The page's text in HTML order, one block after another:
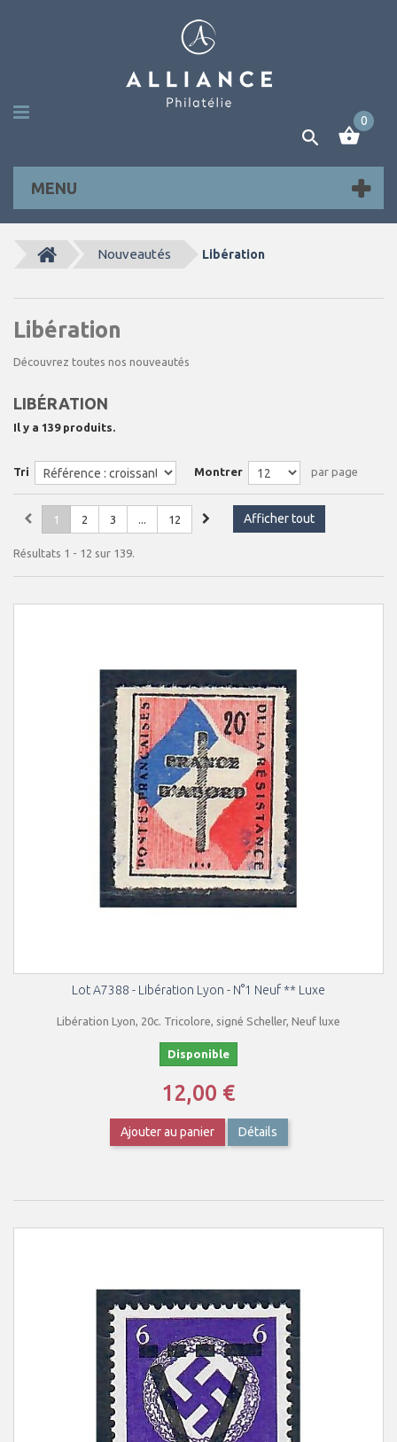
0
MENU
Nouveautés Libération
Libération
Découvrez toutes nos nouveautés
LIBÉRATION
Il y a 139 produits.
Tri Montrer par page
Afficher tout
1 2 3 ... 12
Résultats 1 - 12 sur 139.
Lot A7388 - Libération Lyon - N°1 Neuf ** Luxe
Libération Lyon, 20c. Tricolore, signé Scheller, Neuf luxe
Disponible
12,00 €
Ajouter au panier Détails